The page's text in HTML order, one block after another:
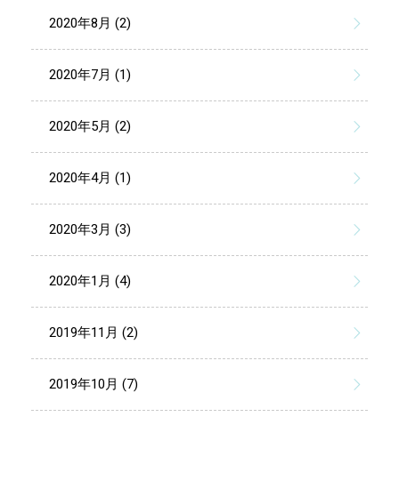
2020年8月 (2)
2020年7月 (1)
2020年5月 (2)
2020年4月 (1)
2020年3月 (3)
2020年1月 (4)
2019年11月 (2)
2019年10月 (7)